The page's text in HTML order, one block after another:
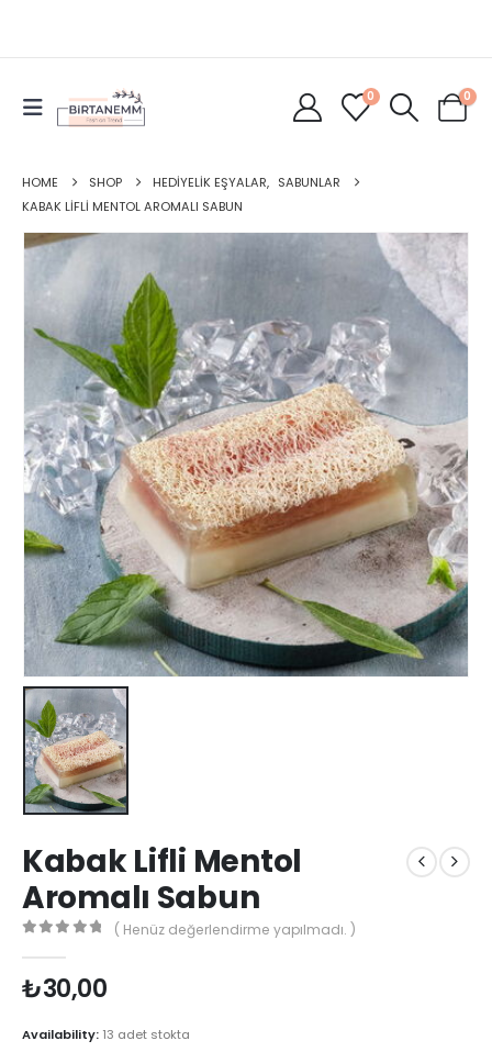
0 0
HOME SHOP HEDIYELIK EŞYALAR, SABUNLAR
KABAK LIFLI MENTOL AROMALI SABUN
Kabak Lifli Mentol
Aromalı Sabun
( Henüz değerlendirme yapılmadı. )
₺30,00
Availability: 13 adet stokta